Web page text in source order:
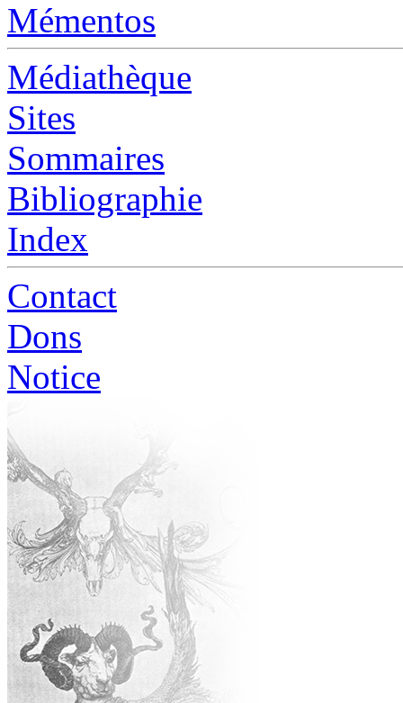
Mémentos
Médiathèque
Sites
Sommaires
Bibliographie
Index
Contact
Dons
Notice